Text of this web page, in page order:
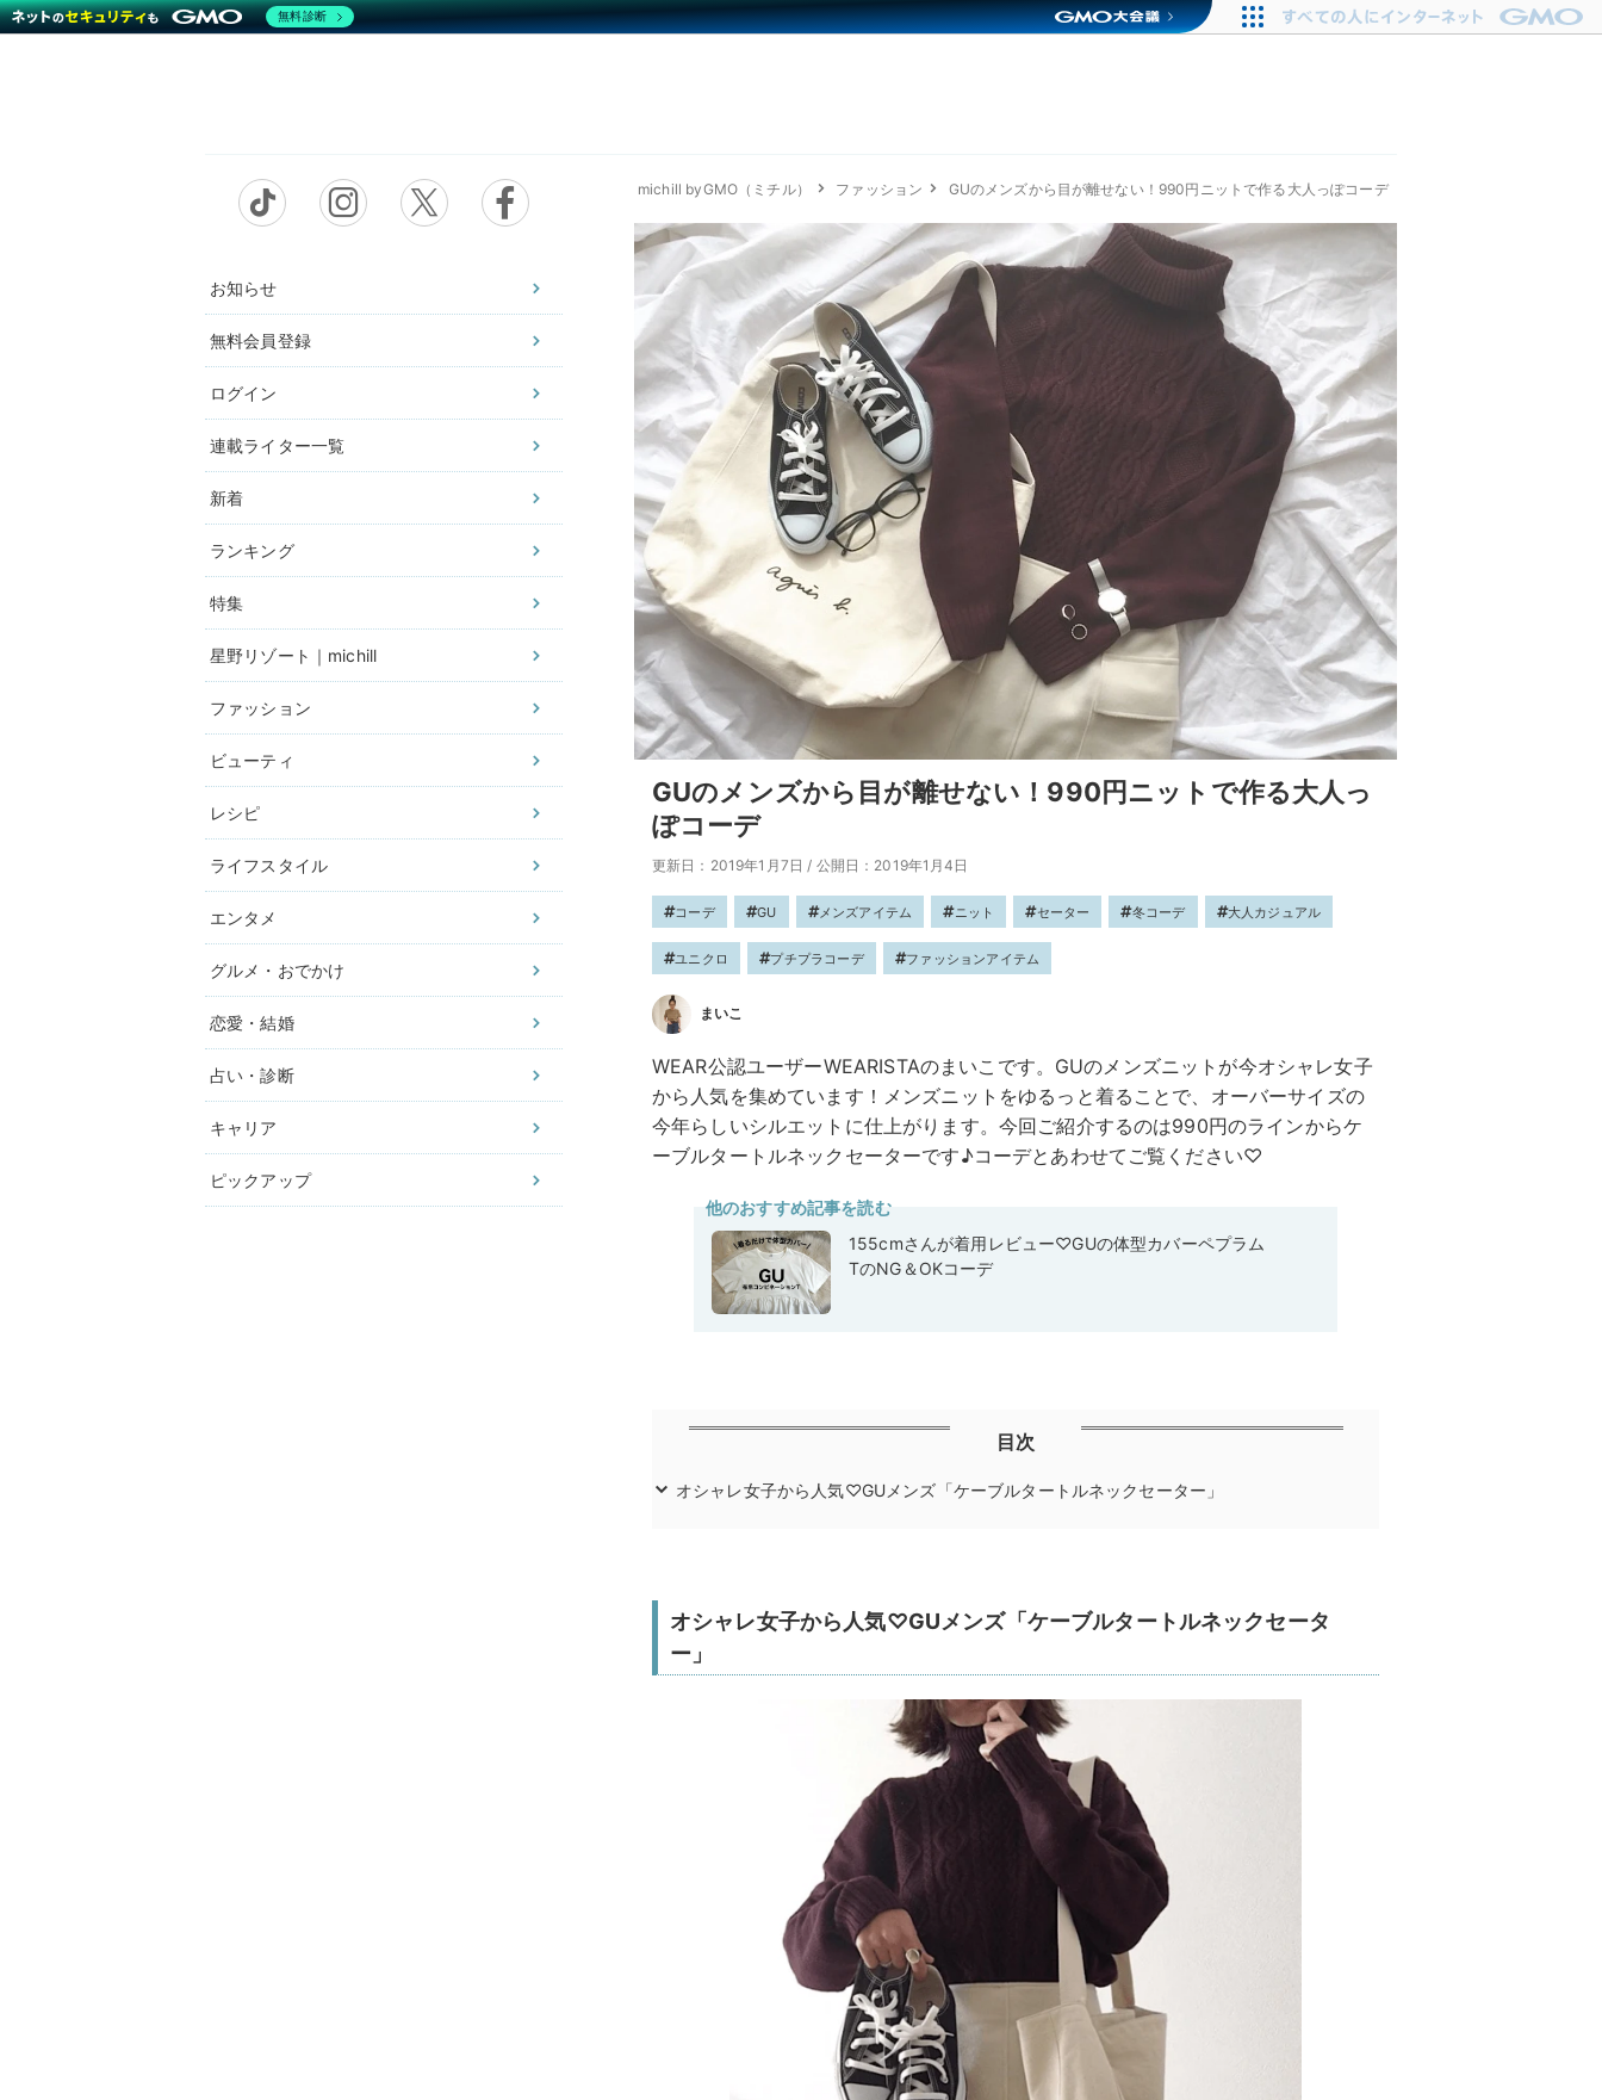
お知らせ
無料会員登録
ログイン
連載ライター一覧
新着
ランキング
特集
星野リゾート｜michill
ファッション
ビューティ
レシピ
ライフスタイル
エンタメ
グルメ・おでかけ
恋愛・結婚
占い・診断
キャリア
ピックアップ
michill byGMO（ミチル） ファッション GUのメンズから目が離せない！990円ニットで作る大人っぽコーデ
GUのメンズから目が離せない！990円ニットで作る大人っ
ぽコーデ
更新日：2019年1月7日 / 公開日：2019年1月4日
コーデ GU メンズアイテム ニット セーター 冬コーデ 大人カジュアル
ユニクロ プチプラコーデ ファッションアイテム
まいこ
WEAR公認ユーザーWEARISTAのまいこです。GUのメンズニットが今オシャレ女子
から人気を集めています！メンズニットをゆるっと着ることで、オーバーサイズの
今年らしいシルエットに仕上がります。今回ご紹介するのは990円のラインからケ
ーブルタートルネックセーターです♪コーデとあわせてご覧ください♡
他のおすすめ記事を読む
155cmさんが着用レビュー♡GUの体型カバーペプラム
TのNG＆OKコーデ
目次
オシャレ女子から人気♡GUメンズ「ケーブルタートルネックセーター」
オシャレ女子から人気♡GUメンズ「ケーブルタートルネックセータ
ー」
無料診断